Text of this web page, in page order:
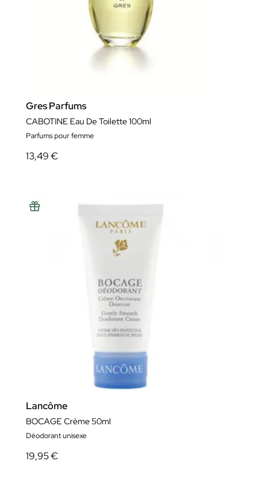
Gres Parfums
CABOTINE Eau De Toilette 100ml
Parfums pour femme
13,49 €
Lancôme
BOCAGE Crème 50ml
Déodorant unisexe
19,95 €